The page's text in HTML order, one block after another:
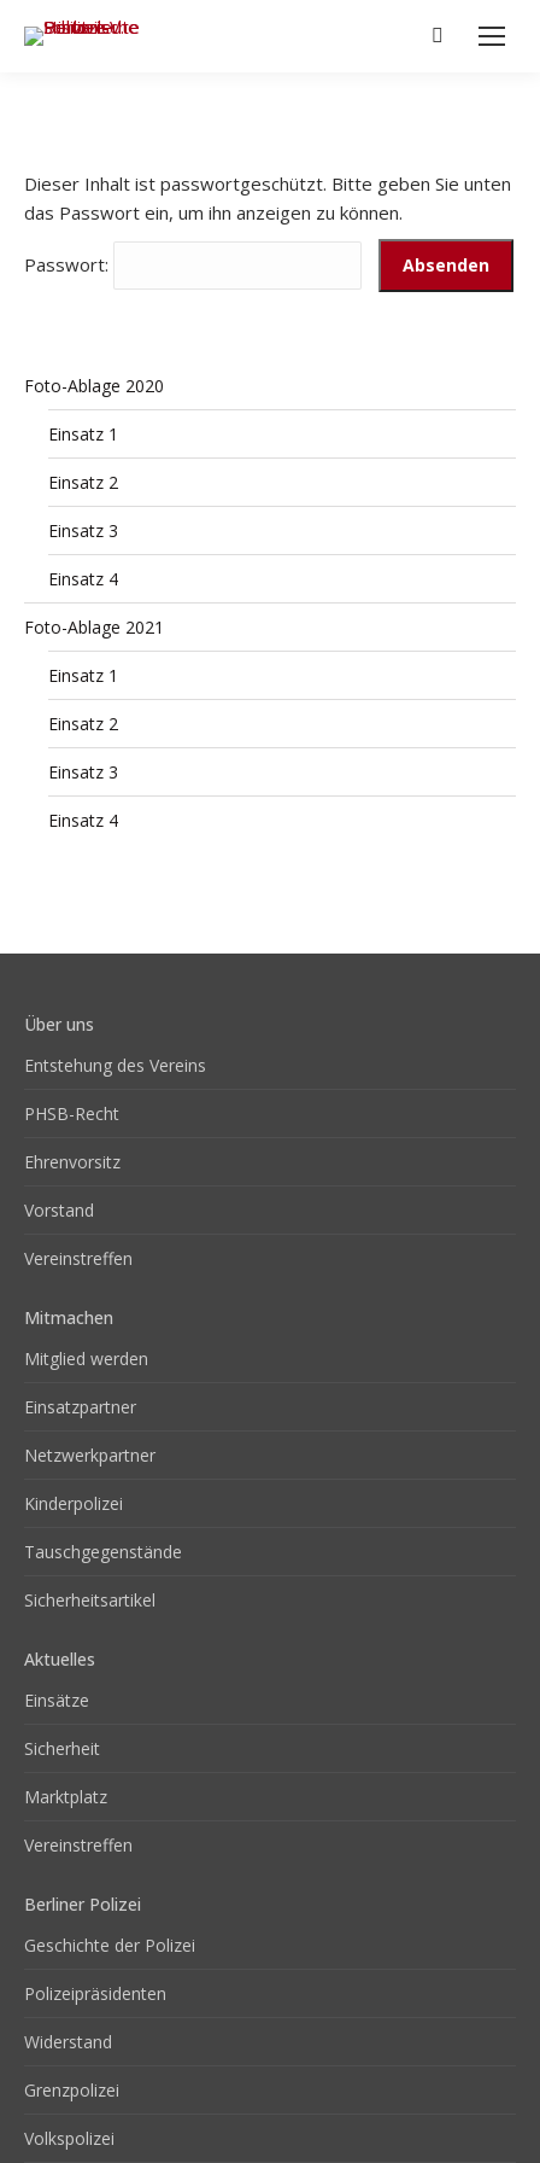
Search:
Dieser Inhalt ist passwortgeschützt. Bitte geben Sie unten
das Passwort ein, um ihn anzeigen zu können.
Passwort:
Foto-Ablage 2020
Einsatz 1
Einsatz 2
Einsatz 3
Einsatz 4
Foto-Ablage 2021
Einsatz 1
Einsatz 2
Einsatz 3
Einsatz 4
Über uns
Entstehung des Vereins
PHSB-Recht
Ehrenvorsitz
Vorstand
Vereinstreffen
Mitmachen
Mitglied werden
Einsatzpartner
Netzwerkpartner
Kinderpolizei
Tauschgegenstände
Sicherheitsartikel
Aktuelles
Einsätze
Sicherheit
Marktplatz
Vereinstreffen
Berliner Polizei
Geschichte der Polizei
Polizeipräsidenten
Widerstand
Grenzpolizei
Volkspolizei